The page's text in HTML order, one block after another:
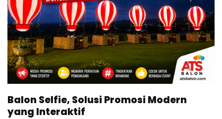
Balon Selfie, Solusi Promosi Modern
yang Interaktif